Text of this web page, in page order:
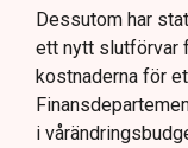
Dessutom har
ett nytt slutförvar
kostnaderna för
i